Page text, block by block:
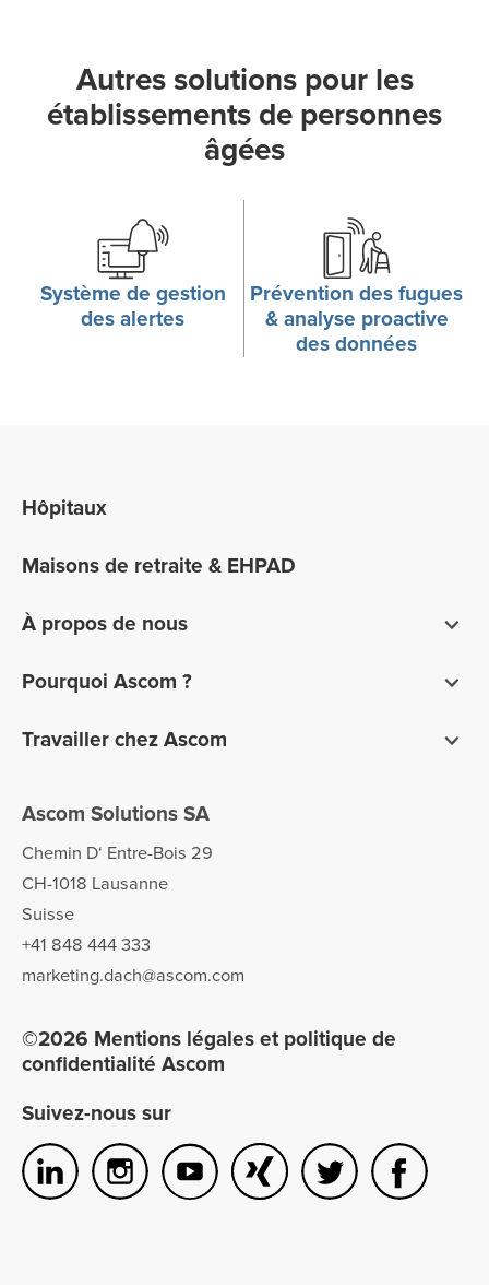
Autres solutions pour les
établissements de personnes
âgées
Système de gestion
des alertes
Prévention des fugues
& analyse proactive
des données
Hôpitaux
Maisons de retraite & EHPAD
À propos de nous
Qui nous sommes
Stratégie d’entreprise
Pourquoi Ascom ?
Partenaires technologiques
Travailler chez Ascom
Ascom Solutions SA
Chemin D‘ Entre-Bois 29
CH-1018 Lausanne
Suisse
+41 848 444 333
marketing.dach@ascom.com
©2026 Mentions légales et politique de
confidentialité Ascom
Suivez-nous sur